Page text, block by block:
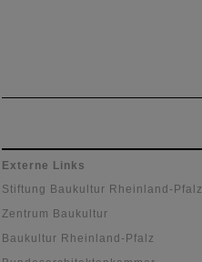
Externe Links
Stiftung Baukultur Rheinland-Pfalz
Zentrum Baukultur
Baukultur Rheinland-Pfalz